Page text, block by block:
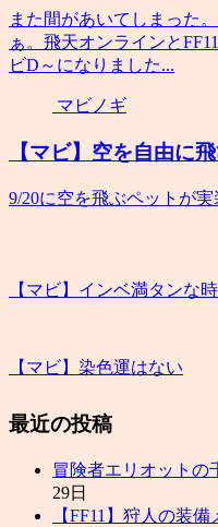
また間があいてしまった
ぁ。飛天オンラインと
ビD～になりました...
マビノギ
【マビ】空を自由に
9/20に空を飛ぶペットが
【マビ】インベ満タンな
【マビ】染色運はない
最近の投稿
冒険者エリオットの
29日
【FF11】狩人の装